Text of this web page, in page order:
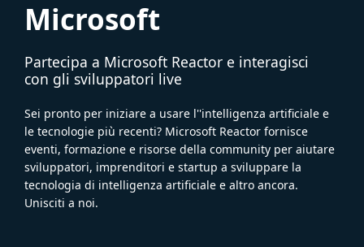
Microsoft
Partecipa a Microsoft Reactor e interagisci
con gli sviluppatori live
Sei pronto per iniziare a usare l''intelligenza artificiale e
le tecnologie più recenti? Microsoft Reactor fornisce
eventi, formazione e risorse della community per aiutare
sviluppatori, imprenditori e startup a sviluppare la
tecnologia di intelligenza artificiale e altro ancora.
Unisciti a noi.